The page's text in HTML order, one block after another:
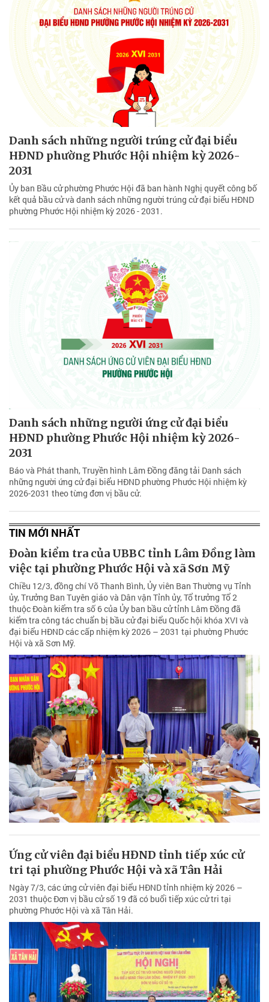
Danh sách những người trúng cử đại biểu
HĐND phường Phước Hội nhiệm kỳ 2026-
2031
Ủy ban Bầu cử phường Phước Hội đã ban hành Nghị quyết công bố
kết quả bầu cử và danh sách những người trúng cử đại biểu HĐND
phường Phước Hội nhiệm kỳ 2026 - 2031.
Danh sách những người ứng cử đại biểu
HĐND phường Phước Hội nhiệm kỳ 2026-
2031
Báo và Phát thanh, Truyền hình Lâm Đồng đăng tải Danh sách
những người ứng cử đại biểu HĐND phường Phước Hội nhiệm kỳ
2026-2031 theo từng đơn vị bầu cử.
TIN MỚI NHẤT
Đoàn kiểm tra của UBBC tỉnh Lâm Đồng làm
việc tại phường Phước Hội và xã Sơn Mỹ
Chiều 12/3, đồng chí Võ Thanh Bình, Ủy viên Ban Thường vụ Tỉnh
ủy, Trưởng Ban Tuyên giáo và Dân vận Tỉnh ủy, Tổ trưởng Tổ 2
thuộc Đoàn kiểm tra số 6 của Ủy ban bầu cử tỉnh Lâm Đồng đã
kiểm tra công tác chuẩn bị bầu cử đại biểu Quốc hội khóa XVI và
đại biểu HĐND các cấp nhiệm kỳ 2026 – 2031 tại phường Phước
Hội và xã Sơn Mỹ.
Ứng cử viên đại biểu HĐND tỉnh tiếp xúc cử
tri tại phường Phước Hội và xã Tân Hải
Ngày 7/3, các ứng cử viên đại biểu HĐND tỉnh nhiệm kỳ 2026 –
2031 thuộc Đơn vị bầu cử số 19 đã có buổi tiếp xúc cử tri tại
phường Phước Hội và xã Tân Hải.